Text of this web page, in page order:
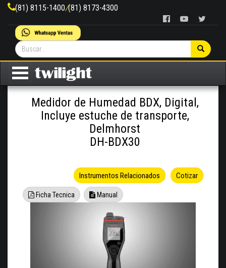
(81) 8115-1400/(81) 8173-4300
Medidor de Humedad BDX, Digital,
Incluye estuche de transporte,
Delmhorst
DH-BDX30
Cotizar
Instrumentos Relacionados
Ficha Tecnica Manual